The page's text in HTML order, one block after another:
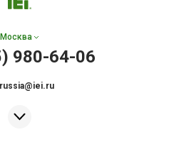
Москва
980-64-06
russia@iei.ru